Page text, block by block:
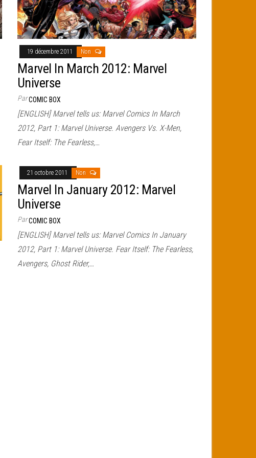
19 décembre 2011 Non
Marvel In March 2012: Marvel
Universe
ParCOMIC BOX
[ENGLISH] Marvel tells us: Marvel Comics In March
2012, Part 1: Marvel Universe. Avengers Vs. X-Men,
Fear Itself: The Fearless,…
21 octobre 2011 Non
Marvel In January 2012: Marvel
Universe
ParCOMIC BOX
[ENGLISH] Marvel tells us: Marvel Comics In January
2012, Part 1: Marvel Universe. Fear Itself: The Fearless,
Avengers, Ghost Rider,…